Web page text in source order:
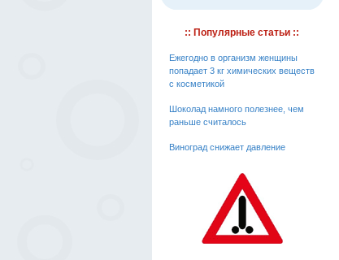
:: Популярные статьи ::
Ежегодно в организм женщины
попадает 3 кг химических веществ
c косметикой
Шоколад намного полезнее, чем
раньше считалось
Виноград снижает давление